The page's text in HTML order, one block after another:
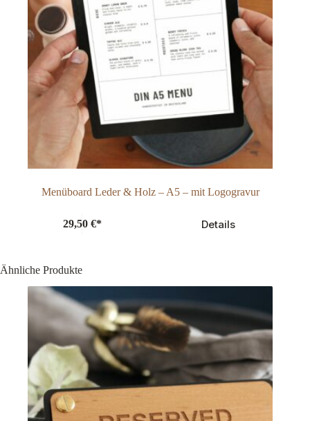
Menüboard Leder & Holz – A5 – mit Logogravur
29,50 €* Details
Ähnliche Produkte